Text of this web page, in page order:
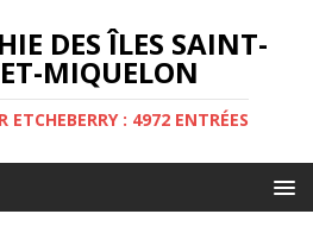
DES ÎLES SAINT-
MIQUELON
ETCHEBERRY : 4972 ENTRÉES